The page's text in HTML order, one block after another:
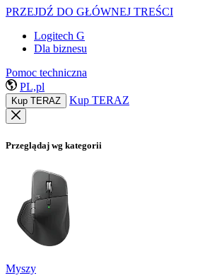
PRZEJDŹ DO GŁÓWNEJ TREŚCI
Logitech G
Dla biznesu
Pomoc techniczna
PL,pl
Kup TERAZ Kup TERAZ
Przeglądaj wg kategorii
Myszy